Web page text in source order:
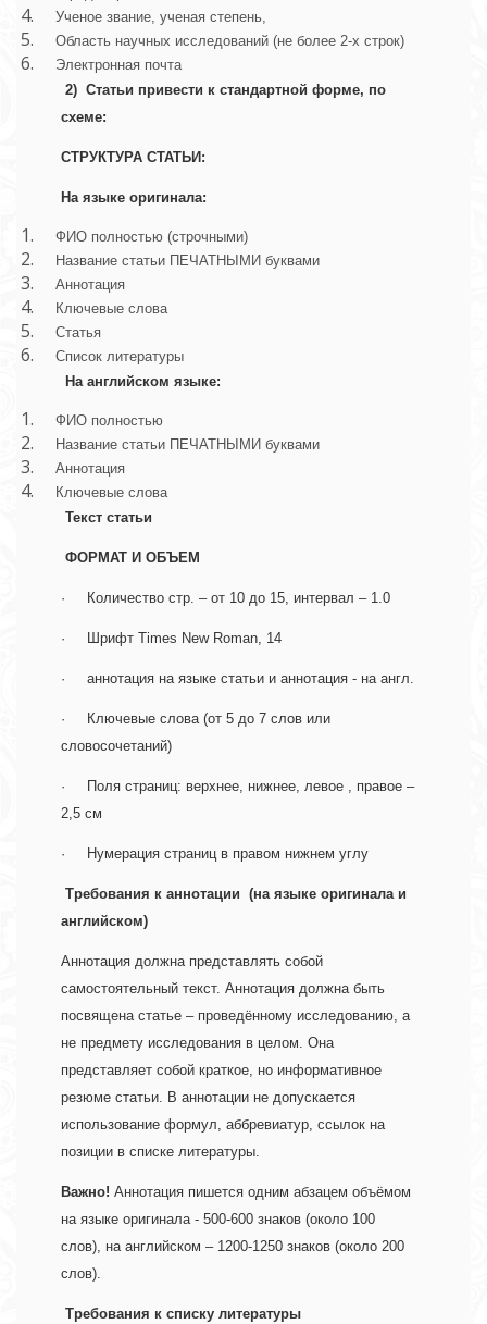
Ученое звание, ученая степень,
Область научных исследований (не более 2-х строк)
Электронная почта
2)  Статьи привести к стандартной форме, по
схеме:
СТРУКТУРА СТАТЬИ:
На языке оригинала:
ФИО полностью (строчными)
Название статьи ПЕЧАТНЫМИ буквами
Аннотация
Ключевые слова
Статья
Список литературы
На английском языке:
ФИО полностью
Название статьи ПЕЧАТНЫМИ буквами
Аннотация
Ключевые слова
Текст статьи
ФОРМАТ И ОБЪЕМ
·     Количество стр. – от 10 до 15, интервал – 1.0
·     Шрифт Times New Roman, 14
·     аннотация на языке статьи и аннотация - на англ.
·     Ключевые слова (от 5 до 7 слов или
словосочетаний)
·     Поля страниц: верхнее, нижнее, левое , правое –
2,5 см
·     Нумерация страниц в правом нижнем углу
Требования к аннотации  (на языке оригинала и
английском)
Аннотация должна представлять собой
самостоятельный текст. Аннотация должна быть
посвящена статье – проведённому исследованию, а
не предмету исследования в целом. Она
представляет собой краткое, но информативное
резюме статьи. В аннотации не допускается
использование формул, аббревиатур, ссылок на
позиции в списке литературы.
Важно! Аннотация пишется одним абзацем объёмом
на языке оригинала - 500-600 знаков (около 100
слов), на английском – 1200-1250 знаков (около 200
слов).
Требования к списку литературы